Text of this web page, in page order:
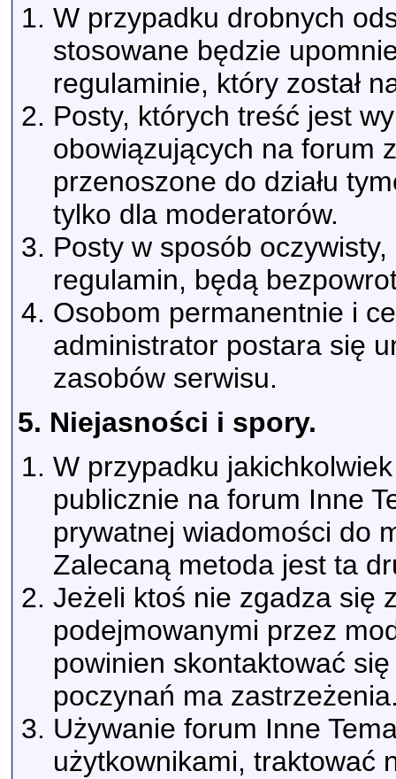
W przypadku drobnych
stosowane będzie
regulaminie, który został
Posty, których treść jest
obowiązujących na forum
przenoszone do działu
tylko dla moderatorów.
Posty w sposób
regulamin, będą
Osobom permanentnie i
administrator postara się
zasobów serwisu.
5. Niejasności i spory.
W przypadku
publicznie na forum Inne
prywatnej wiadomości do
Zalecaną metoda jest ta
Jeżeli ktoś nie zgadza się
podejmowanymi przez
powinien skontaktować
poczynań ma
Używanie forum Inne
użytkownikami, traktować